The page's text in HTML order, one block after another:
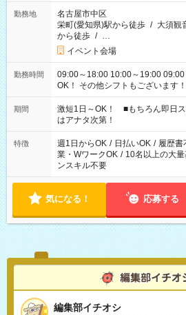
勤務地
名古屋市中区
栄町(愛知県)駅から徒歩 / 大須観
から徒歩 / …
イベント会場
勤務時間
09:00～18:00 10:00～19:00 09:00～13:00 …など
OK！ その他シフトもございま
期間
激短1日～OK！ ■もちろん即日
はアナタ次第！
特徴 週1日からOK / 日払いOK / 履歴書
業・WワークOK / 10名以上の大
ンスキル不要
気になる！ 応募する
編集部イチオシ